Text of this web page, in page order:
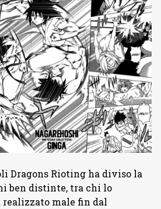
Dragons Rioting ha diviso la
ben distinte, tra chi lo
realizzato male fin dal